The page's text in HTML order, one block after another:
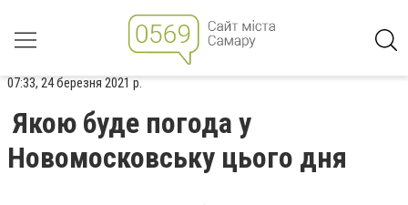
07:33, 24 березня 2021 р.
Якою буде погода у
Новомосковську цього дня